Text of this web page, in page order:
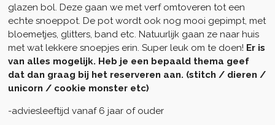
glazen bol. Deze gaan we met verf omtoveren tot een
echte snoeppot. De pot wordt ook nog mooi gepimpt, met
bloemetjes, glitters, band etc. Natuurlijk gaan ze naar huis
met wat lekkere snoepjes erin. Super leuk om te doen! Er is
van alles mogelijk. Heb je een bepaald thema geef
dat dan graag bij het reserveren aan. (stitch / dieren /
unicorn / cookie monster etc)
-adviesleeftijd vanaf 6 jaar of ouder